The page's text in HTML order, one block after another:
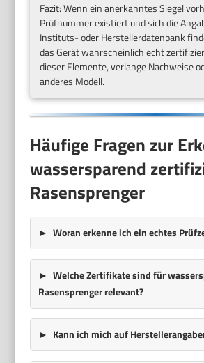
Fazit: Wenn ein anerkanntes Siegel
Prüfnummer existiert und sich die
Instituts- oder Herstellerdatenbank
das Gerät wahrscheinlich echt
dieser Elemente, verlange Nachweise
anderes Modell.
Häufige Fragen zur
wassersparend
Rasensprenger
Woran erkenne ich ein echtes
Welche Zertifikate sind für
Rasensprenger relevant?
Kann ich mich auf